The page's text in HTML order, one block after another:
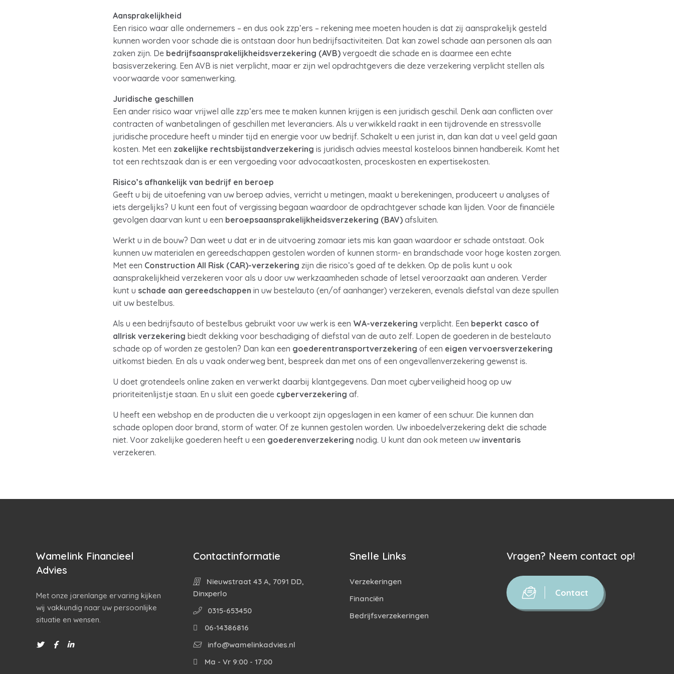
Aansprakelijkheid
Een risico waar alle ondernemers – en dus ook zzp’ers – rekening mee moeten houden is dat zij aansprakelijk gesteld
kunnen worden voor schade die is ontstaan door hun bedrijfsactiviteiten. Dat kan zowel schade aan personen als aan
zaken zijn. De bedrijfsaansprakelijkheidsverzekering (AVB)vergoedt die schade en is daarmee een echte
basisverzekering. Een AVB is niet verplicht, maar er zijn wel opdrachtgevers die deze verzekering verplicht stellen als
voorwaarde voor samenwerking.
Juridische geschillen
Een ander risico waar vrijwel alle zzp’ers mee te maken kunnen krijgen is een juridisch geschil. Denk aan conflicten over
contracten of wanbetalingen of geschillen met leveranciers. Als u verwikkeld raakt in een tijdrovende en stressvolle
juridische procedure heeft u minder tijd en energie voor uw bedrijf. Schakelt u een jurist in, dan kan dat u veel geld gaan
kosten. Met een zakelijke rechtsbijstandverzekering is juridisch advies meestal kosteloos binnen handbereik. Komt het
tot een rechtszaak dan is er een vergoeding voor advocaatkosten, proceskosten en expertisekosten.
Risico’s afhankelijk van bedrijf en beroep
Geeft u bij de uitoefening van uw beroep advies, verricht u metingen, maakt u berekeningen, produceert u analyses of
iets dergelijks? U kunt een fout of vergissing begaan waardoor de opdrachtgever schade kan lijden. Voor de financiële
gevolgen daarvan kunt u een beroepsaansprakelijkheidsverzekering (BAV)afsluiten.
Werkt u in de bouw? Dan weet u dat er in de uitvoering zomaar iets mis kan gaan waardoor er schade ontstaat. Ook
kunnen uw materialen en gereedschappen gestolen worden of kunnen storm- en brandschade voor hoge kosten zorgen.
Met een Construction All Risk (CAR)-verzekering zijn die risico’s goed af te dekken. Op de polis kunt u ook
aansprakelijkheid verzekeren voor als u door uw werkzaamheden schade of letsel veroorzaakt aan anderen. Verder
kunt u schade aan gereedschappen in uw bestelauto (en/of aanhanger) verzekeren, evenals diefstal van deze spullen
uit uw bestelbus.
Als u een bedrijfsauto of bestelbus gebruikt voor uw werk is een WA-verzekering verplicht. Een beperkt casco of
allrisk verzekering biedt dekking voor beschadiging of diefstal van de auto zelf. Lopen de goederen in de bestelauto
schade op of worden ze gestolen? Dan kan een goederentransportverzekering of een eigen vervoersverzekering
uitkomst bieden. En als u vaak onderweg bent, bespreek dan met ons of een ongevallenverzekering gewenst is.
U doet grotendeels online zaken en verwerkt daarbij klantgegevens. Dan moet cyberveiligheid hoog op uw
prioriteitenlijstje staan. En u sluit een goede cyberverzekering af.
U heeft een webshop en de producten die u verkoopt zijn opgeslagen in een kamer of een schuur. Die kunnen dan
schade oplopen door brand, storm of water. Of ze kunnen gestolen worden. Uw inboedelverzekering dekt die schade
niet. Voor zakelijke goederen heeft u een goederenverzekering nodig. U kunt dan ook meteen uw inventaris
verzekeren.
Wamelink Financieel
Advies
Met onze jarenlange ervaring kijken
wij vakkundig naar uw persoonlijke
situatie en wensen.
Contactinformatie
Nieuwstraat 43 A, 7091 DD,
Dinxperlo
0315-653450
06-14386816
info@wamelinkadvies.nl
Ma - Vr 9:00 - 17:00
Snelle Links
Verzekeringen
Financiën
Bedrijfsverzekeringen
Vragen? Neem contact op!
Contact